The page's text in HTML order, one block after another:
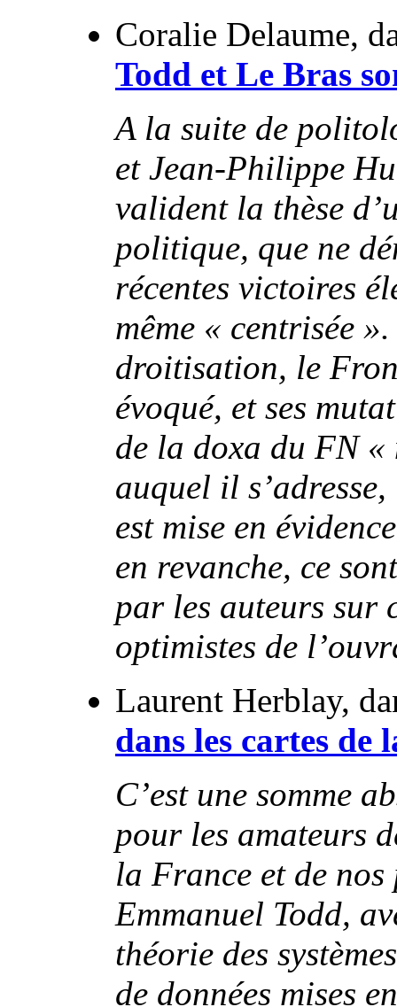
Coralie Delaume,
Todd et Le Bras
A la suite de
et Jean-Philippe
valident la thèse
politique, que ne
récentes victoires
même « centrisée
droitisation, le
évoqué, et ses
de la doxa du FN
auquel il
est mise en
en revanche, ce
par les auteurs sur
optimistes de
Laurent Herblay,
dans les cartes de
C’est une somme
pour les amateurs
la France et de
Emmanuel Todd,
théorie des
de données mises